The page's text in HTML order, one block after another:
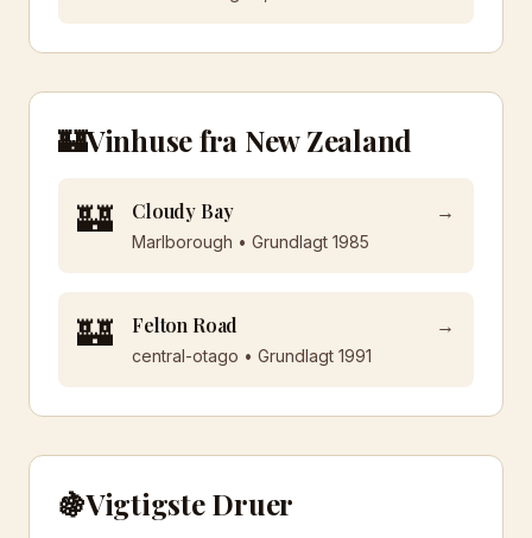
producerer Marlborough Sauvignon Blanc
🏰Vinhuse fra New Zealand
🏰 Cloudy Bay
Marlborough • Grundlagt 1985
→
🏰 Felton Road
central-otago • Grundlagt 1991
→
🍇Vigtigste Druer